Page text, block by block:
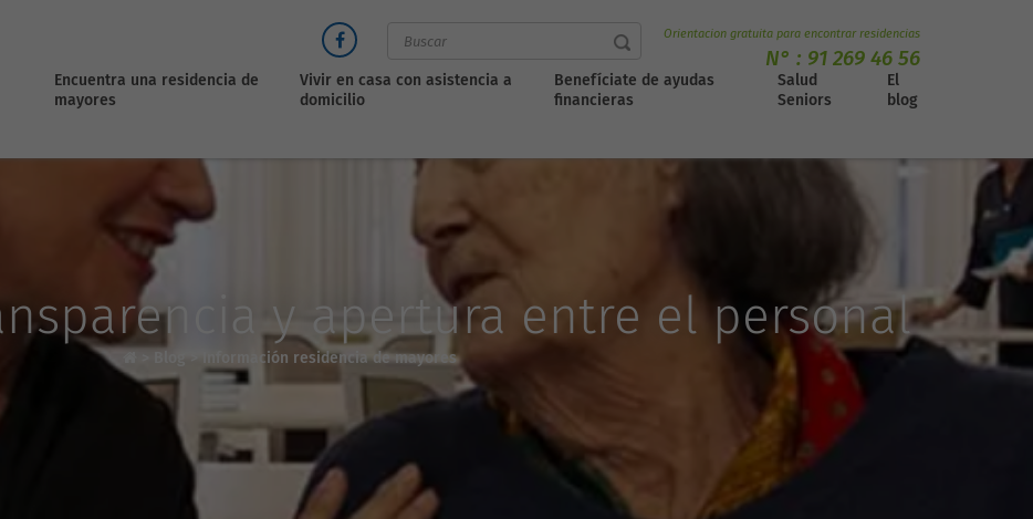
Orientacion gratuita para encontrar residencias
N° : 91 269 46 56
Encuentra una residencia de
mayores
Vivir en casa con asistencia a
domicilio
Benefíciate de ayudas
financieras
Salud
Seniors
El
blog
y apertura entre el personal
Información residencia de mayores